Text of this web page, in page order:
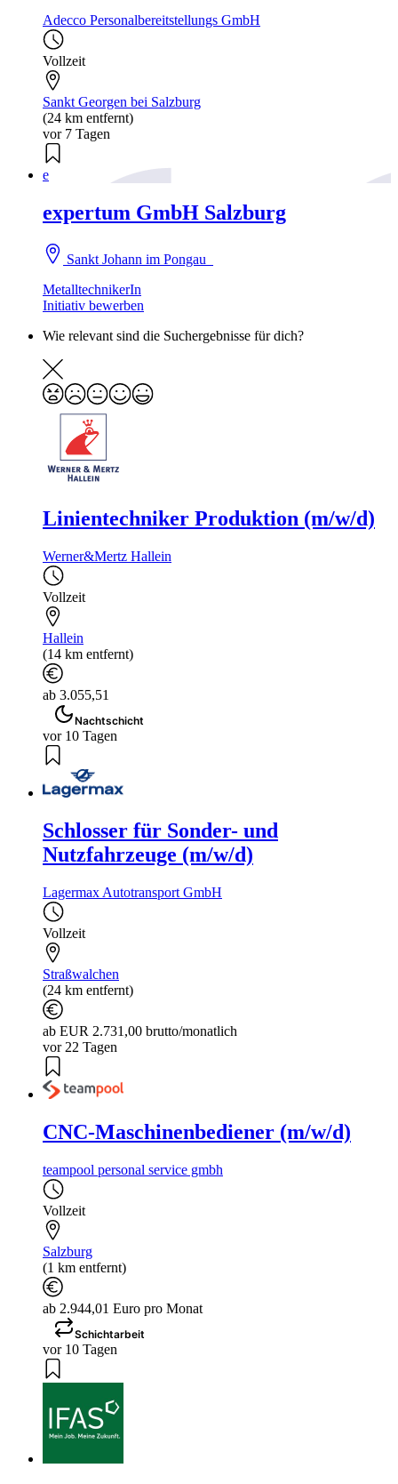
Adecco Personalbereitstellungs GmbH
Vollzeit
Sankt Georgen bei Salzburg
(24 km entfernt)
vor 7 Tagen
e
expertum GmbH Salzburg
Sankt Johann im Pongau
MetalltechnikerIn
Initiativ bewerben
Wie relevant sind die Suchergebnisse für dich?
Linientechniker Produktion (m/w/d)
Werner&Mertz Hallein
Vollzeit
Hallein
(14 km entfernt)
ab 3.055,51
Nachtschicht
vor 10 Tagen
Schlosser für Sonder- und
Nutzfahrzeuge (m/w/d)
Lagermax Autotransport GmbH
Vollzeit
Straßwalchen
(24 km entfernt)
ab EUR 2.731,00 brutto/monatlich
vor 22 Tagen
CNC-Maschinenbediener (m/w/d)
teampool personal service gmbh
Vollzeit
Salzburg
(1 km entfernt)
ab 2.944,01 Euro pro Monat
Schichtarbeit
vor 10 Tagen